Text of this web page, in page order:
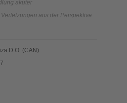
akuter
aus der Perspektive
D.O. (CAN)